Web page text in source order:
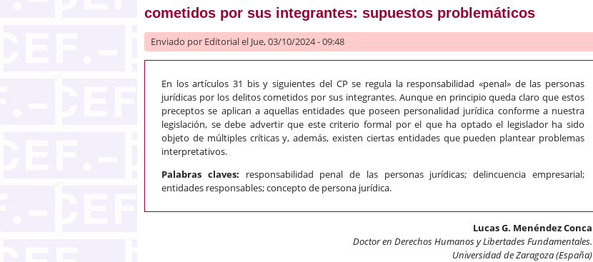
cometidos por sus integrantes: supuestos problemáticos
Enviado por Editorialel Jue, 03/10/2024 - 09:48
En los artículos 31 bis y siguientes del CP se regula la responsabilidad «penal» de las personas
jurídicas por los delitos cometidos por sus integrantes. Aunque en principio queda claro que estos
preceptos se aplican a aquellas entidades que poseen personalidad jurídica conforme a nuestra
legislación, se debe advertir que este criterio formal por el que ha optado el legislador ha sido
objeto de múltiples críticas y, además, existen ciertas entidades que pueden plantear problemas
interpretativos.
Palabras claves: responsabilidad penal de las personas jurídicas; delincuencia empresarial;
entidades responsables; concepto de persona jurídica.
Lucas G. Menéndez Conca
Doctor en Derechos Humanos y Libertades Fundamentales.
Universidad de Zaragoza (España)